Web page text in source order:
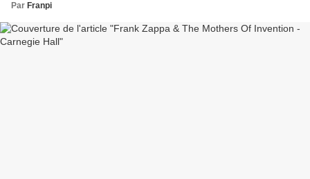
Par Franpi